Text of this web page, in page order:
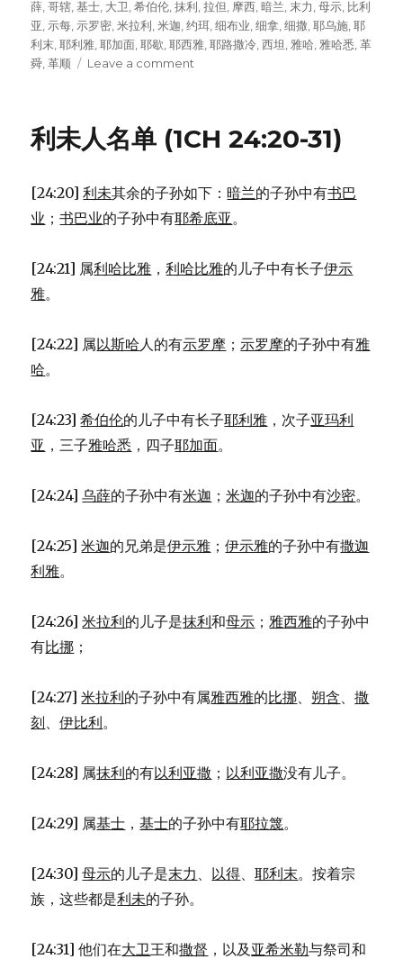
薛 ,哥辖 ,基士 大卫 ,希伯伦 ,抹利 ,拉但 摩西 ,暗兰 末力 ,母示 比利
亚 示每 示罗密 ,米拉利 ,米迦 ,约珥 ,细布业 ,细拿 ,细撒 ,耶乌施 ,耶
利末 ,耶利雅 ,耶加面 ,耶歇 ,耶西雅 ,耶路撒冷 ,西坦 雅哈 雅哈悉 ,革
舜 ,革顺 Leave a comment
的
(1CH
23:2-
利未人名单 (1CH 24:20-31)
[24:20]利未其余的子孙如下：暗兰的子孙中有书巴
业 ；书巴业的子孙中有耶希底亚。
[24:21] 属利哈比雅 ，利哈比雅的儿子中有长子伊示
雅。
[24:22] 属以斯哈人的有示罗摩 ；示罗摩的子孙中有雅
哈。
[24:23]希伯伦的儿子中有长子耶利雅 ，次子亚玛利
亚 ，三子雅哈悉 ，四子耶加面。
[24:24]乌薛的子孙中有米迦 ；米迦的子孙中有沙密。
[24:25]米迦的兄弟是伊示雅 ；伊示雅的子孙中有撒迦
利雅。
[24:26]米拉利的儿子是抹利和母示 ；雅西雅的子孙中
有比挪 ；
[24:27]米拉利的子孙中有属雅西雅的比挪、朔含、撒
刻、伊比利。
[24:28] 属抹利的有以利亚撒 ； 以利亚撒没有儿子。
[24:29] 属基士 ，基士的子孙中有耶拉篾。
[24:30]母示的儿子是末力 、 以得、耶利末。按着宗
族，这些都是利未的子孙。
[24:31] 他们在大卫王和撒督 ，以及 亚希米勒与祭司和